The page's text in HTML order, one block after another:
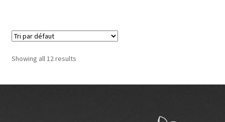
Showing all 12 results